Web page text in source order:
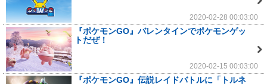
2020-02-28 00:03:00
『ポケモンGO』バレンタインでポケモンゲッ
トだぜ！
2020-02-15 00:03:00
『ポケモンGO』伝説レイドバトルに「トルネ